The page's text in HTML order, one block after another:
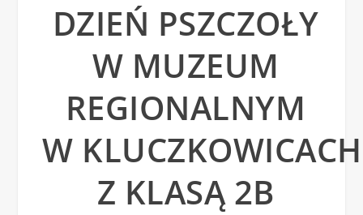
DZIEŃ PSZCZOŁY
W MUZEUM
REGIONALNYM
W KLUCZKOWICACH
Z KLASĄ 2B